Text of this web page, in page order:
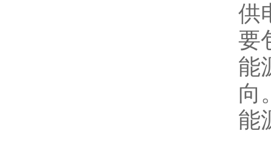
供
要
能
向
能